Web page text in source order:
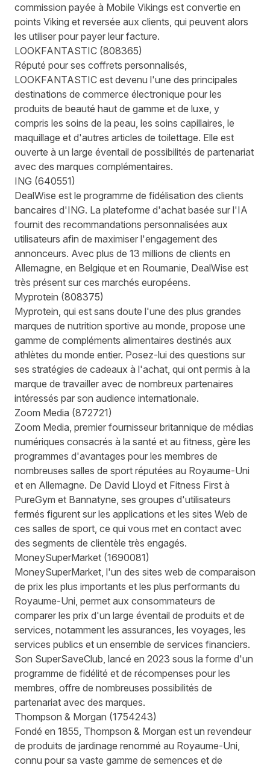
commission payée à Mobile Vikings est convertie en
points Viking et reversée aux clients, qui peuvent alors
les utiliser pour payer leur facture.
LOOKFANTASTIC (808365)
Réputé pour ses coffrets personnalisés,
LOOKFANTASTIC est devenu l'une des principales
destinations de commerce électronique pour les
produits de beauté haut de gamme et de luxe, y
compris les soins de la peau, les soins capillaires, le
maquillage et d'autres articles de toilettage. Elle est
ouverte à un large éventail de possibilités de partenariat
avec des marques complémentaires.
ING (640551)
DealWise est le programme de fidélisation des clients
bancaires d'ING. La plateforme d'achat basée sur l'IA
fournit des recommandations personnalisées aux
utilisateurs afin de maximiser l'engagement des
annonceurs. Avec plus de 13 millions de clients en
Allemagne, en Belgique et en Roumanie, DealWise est
très présent sur ces marchés européens.
Myprotein (808375)
Myprotein, qui est sans doute l'une des plus grandes
marques de nutrition sportive au monde, propose une
gamme de compléments alimentaires destinés aux
athlètes du monde entier. Posez-lui des questions sur
ses stratégies de cadeaux à l'achat, qui ont permis à la
marque de travailler avec de nombreux partenaires
intéressés par son audience internationale.
Zoom Media (872721)
Zoom Media, premier fournisseur britannique de médias
numériques consacrés à la santé et au fitness, gère les
programmes d'avantages pour les membres de
nombreuses salles de sport réputées au Royaume-Uni
et en Allemagne. De David Lloyd et Fitness First à
PureGym et Bannatyne, ses groupes d'utilisateurs
fermés figurent sur les applications et les sites Web de
ces salles de sport, ce qui vous met en contact avec
des segments de clientèle très engagés.
MoneySuperMarket (1690081)
MoneySuperMarket, l'un des sites web de comparaison
de prix les plus importants et les plus performants du
Royaume-Uni, permet aux consommateurs de
comparer les prix d'un large éventail de produits et de
services, notamment les assurances, les voyages, les
services publics et un ensemble de services financiers.
Son SuperSaveClub, lancé en 2023 sous la forme d'un
programme de fidélité et de récompenses pour les
membres, offre de nombreuses possibilités de
partenariat avec des marques.
Thompson & Morgan (1754243)
Fondé en 1855, Thompson & Morgan est un revendeur
de produits de jardinage renommé au Royaume-Uni,
connu pour sa vaste gamme de semences et de